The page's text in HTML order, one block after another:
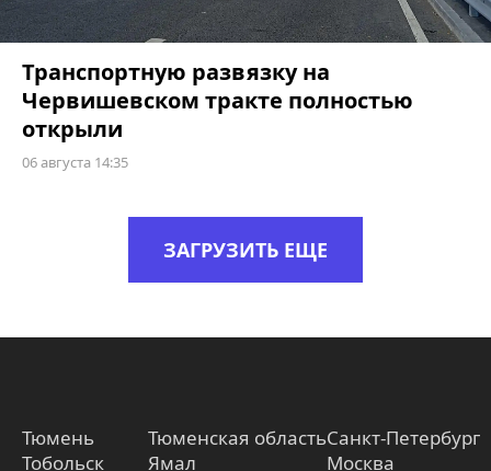
Транспортную развязку на
Червишевском тракте полностью
открыли
06 августа 14:35
ЗАГРУЗИТЬ ЕЩЕ
Тюмень
Тобольск
Тюменская область
Ямал
Санкт-Петербург
Москва